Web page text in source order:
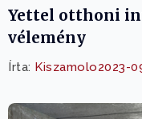
Yettel otthoni
vélemény
Írta: Kiszamolo2023-